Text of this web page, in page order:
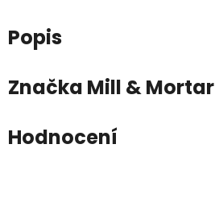
Popis
Značka Mill & Mortar
Hodnocení